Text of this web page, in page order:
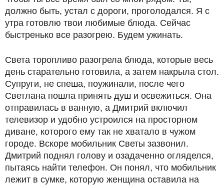
должно быть, устал с дороги, проголодался. Я с
утра готовлю твои любимые блюда. Сейчас
быстренько все разогрею. Будем ужинать.
Света торопливо разогрела блюда, которые весь
день старательно готовила, а затем накрыла стол.
Супруги, не спеша, поужинали, после чего
Светлана пошла принять душ и освежиться. Она
отправилась в ванную, а Дмитрий включил
телевизор и удобно устроился на просторном
диване, которого ему так не хватало в чужом
городе. Вскоре мобильник Светы зазвонил.
Дмитрий поднял голову и озадаченно огляделся,
пытаясь найти телефон. Он понял, что мобильник
лежит в сумке, которую женщина оставила на